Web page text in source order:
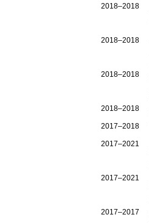
2018–2018
2018–2018
2018–2018
2018–2018
2017–2018
2017–2021
2017–2021
2017–2017